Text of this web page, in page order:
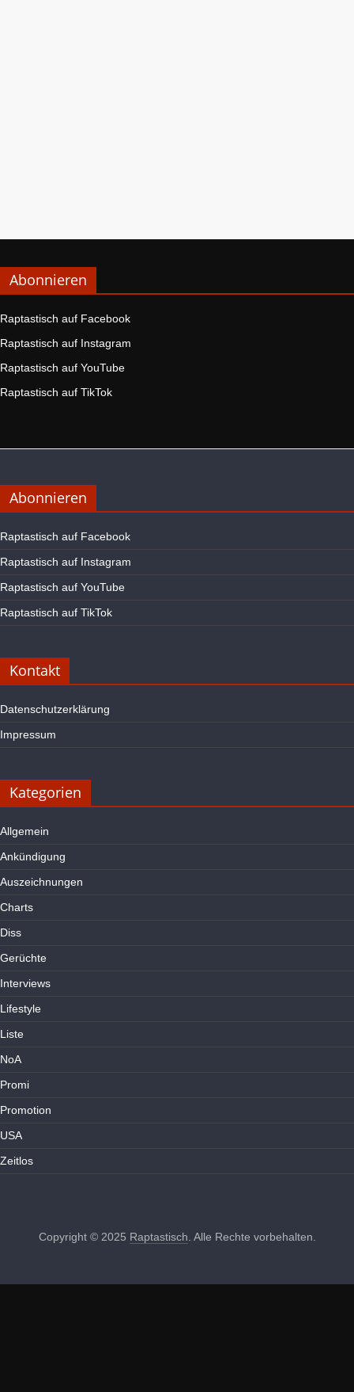
Abonnieren
Raptastisch auf Facebook
Raptastisch auf Instagram
Raptastisch auf YouTube
Raptastisch auf TikTok
Abonnieren
Raptastisch auf Facebook
Raptastisch auf Instagram
Raptastisch auf YouTube
Raptastisch auf TikTok
Kontakt
Datenschutzerklärung
Impressum
Kategorien
Allgemein
Ankündigung
Auszeichnungen
Charts
Diss
Gerüchte
Interviews
Lifestyle
Liste
NoA
Promi
Promotion
USA
Zeitlos
Copyright © 2025 Raptastisch. Alle Rechte vorbehalten.